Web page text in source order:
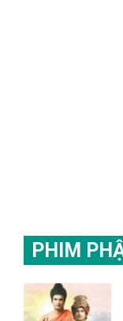
PHIM